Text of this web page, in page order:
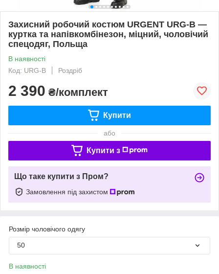
Захисний робочий костюм URGENT URG-B —
куртка та напівкомбінезон, міцний, чоловічий
спецодяг, Польща
В наявності
Код: URG-B
Роздріб
2 390 ₴/комплект
Купити
або
Купити з
Що таке купити з Пром?
Замовлення під захистом
Розмір чоловічого одягу
50
В наявності